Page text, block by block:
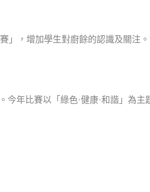
」，增加學生對廚餘的認識及關注
年比賽以「綠色·健康·和諧」為